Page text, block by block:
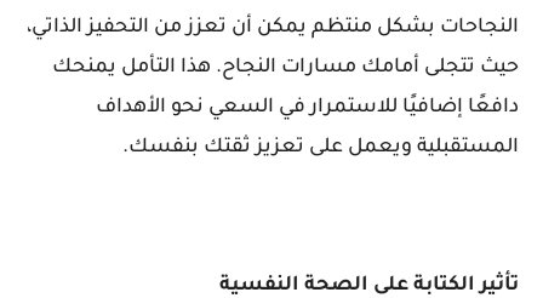
النجاحات بشكل منتظم يمكن أن تعزز من التحفيز الذاتي،
حيث تتجلى أمامك مسارات النجاح. هذا التأمل يمنحك
دافعًا إضافيًا للاستمرار في السعي نحو الأهداف
المستقبلية ويعمل على تعزيز ثقتك بنفسك.
تأثير الكتابة على الصحة النفسية